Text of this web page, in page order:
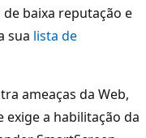
baixa reputação e
sua lista de
ameaças da Web,
exige a habilitação da